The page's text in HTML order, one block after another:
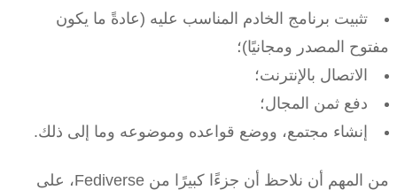
تثبيت برنامج الخادم المناسب عليه (عادةً ما يكون
مفتوح المصدر ومجانيًا)؛
الاتصال بالإنترنت؛
دفع ثمن المجال؛
إنشاء مجتمع، ووضع قواعده وموضوعه وما إلى ذلك.
من المهم أن نلاحظ أن جزءًا كبيرًا من Fediverse، على